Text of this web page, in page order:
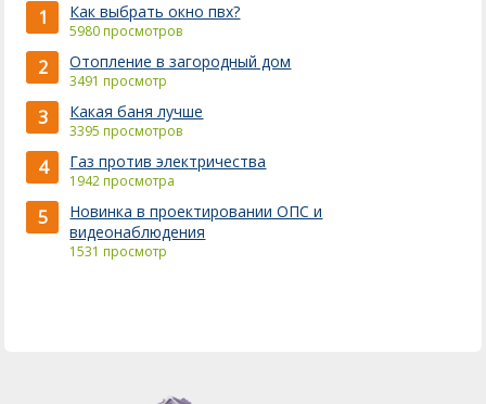
1 Как выбрать окно пвх?
5980 просмотров
2 Отопление в загородный дом
3491 просмотр
3 Какая баня лучше
3395 просмотров
4 Газ против электричества
1942 просмотра
5
Новинка в проектировании ОПС и
видеонаблюдения
1531 просмотр